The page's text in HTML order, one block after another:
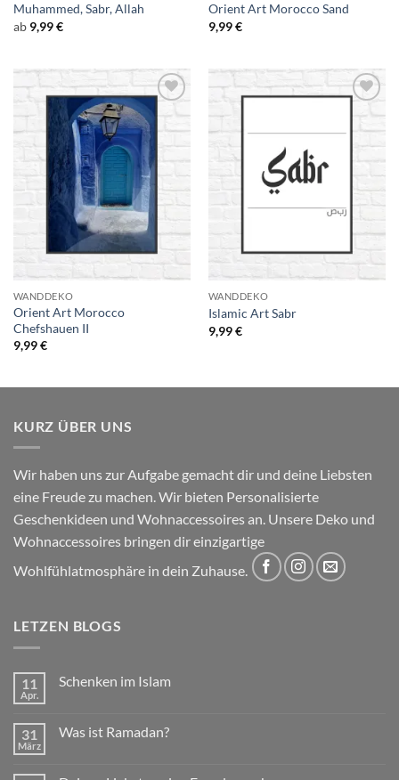
Muhammed, Sabr, Allah
ab 9,99€
Orient Art Morocco Sand
9,99€
Add to
Wishlist
WANDDEKO
Orient Art Morocco
Chefshauen II
9,99€
Add to
WANDDEKO
Islamic Art Sabr
9,99€
KURZ ÜBER UNS
Wir haben uns zur Aufgabe gemacht dir und deine Liebsten
eine Freude zu machen. Wir bieten Personalisierte
Geschenkideen und Wohnaccessoires an. Unsere Deko und
Wohnaccessoires bringen dir einzigartige
Wohlfühlatmosphäre in dein Zuhause.
LETZEN BLOGS
11
Apr.
Schenken im Islam
Schenken
31
März
Was ist Ramadan?